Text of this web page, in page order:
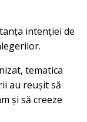
intenției de
tematica
au reușit să
și să creeze